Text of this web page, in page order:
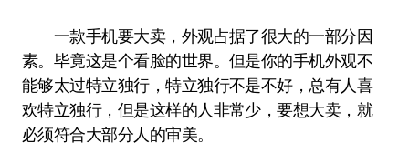
一款手机要大卖，外观占据了很大的一部分因
素。毕竟这是个看脸的世界。但是你的手机外观不
能够太过特立独行，特立独行不是不好，总有人喜
欢特立独行，但是这样的人非常少，要想大卖，就
必须符合大部分人的审美。